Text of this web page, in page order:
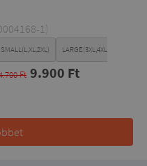
1)
SMALL(L,XL,2XL) LARGE(3XL,4XL,5XL)
Ft 9.900 Ft